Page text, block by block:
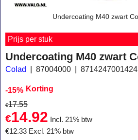
Undercoating M40 zwart
Prijs per stuk
Undercoating M40 zwart
Colad 87004000 8714247001424
-15% Korting
€17.55
€14.92
Incl. 21% btw
€12.33 Excl. 21% btw